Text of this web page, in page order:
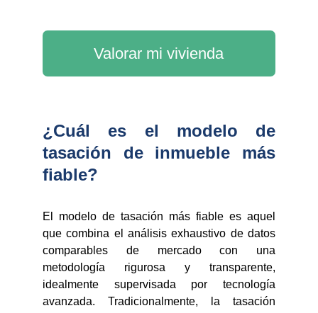
Valorar mi vivienda
¿Cuál es el modelo de
tasación de inmueble más
fiable?
El modelo de tasación más fiable es aquel
que combina el análisis exhaustivo de datos
comparables de mercado con una
metodología rigurosa y transparente,
idealmente supervisada por tecnología
avanzada. Tradicionalmente, la tasación